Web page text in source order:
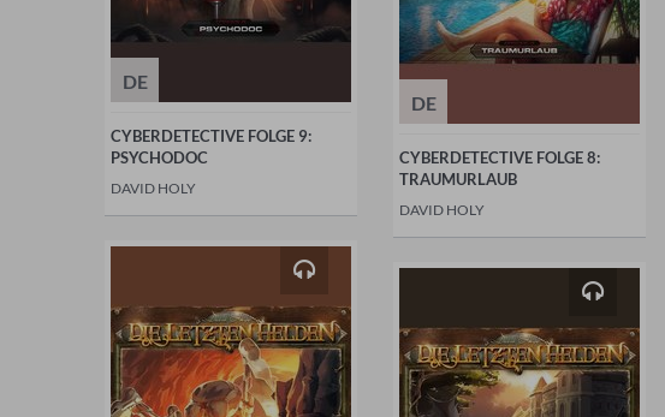
DE
CYBERDETECTIVE FOLGE 9:
PSYCHODOC
DAVID HOLY
DE
CYBERDETECTIVE FOLGE 8:
TRAUMURLAUB
DAVID HOLY